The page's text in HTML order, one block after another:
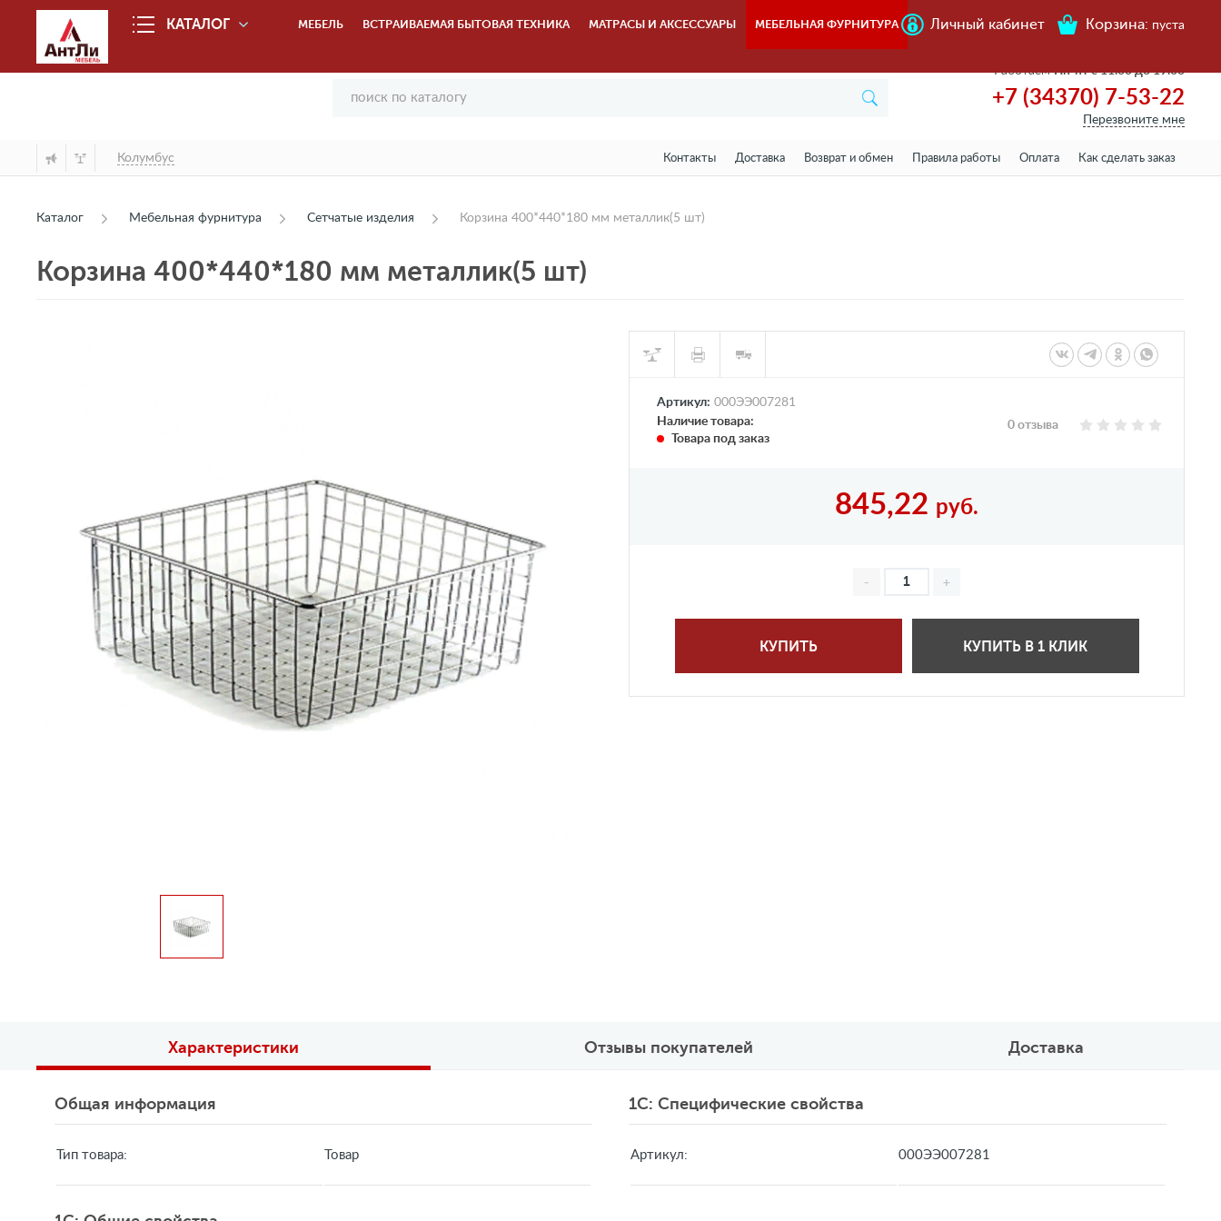
КАТАЛОГ МЕБЕЛЬ ВСТРАИВАЕМАЯ БЫТОВАЯ ТЕХНИКА МАТРАСЫ И АКСЕССУАРЫ МЕБЕЛЬНАЯ ФУРНИТУРА Личный кабинет Корзина: пуста
РаботаемПн-пт с 11.00 до 19.00
+7 (34370) 7-53-22
Перезвоните мне
Колумбус Контакты Доставка Возврат и обмен Правила работы Оплата Как сделать заказ
Каталог Мебельная фурнитура Сетчатые изделия Корзина 400*440*180 мм металлик(5 шт)
Корзина 400*440*180 мм металлик(5 шт)
Артикул: 000ЭЭ007281
Наличие товара:
Товара под заказ
0 отзыва
845,22 руб.
КУПИТЬ КУПИТЬ В 1 КЛИК
Характеристики Отзывы покупателей Доставка
Общая информация
Тип товара: Товар
1C: Специфические свойства
Артикул: 000ЭЭ007281